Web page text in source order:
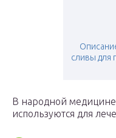
сливы для
В народной
используются для